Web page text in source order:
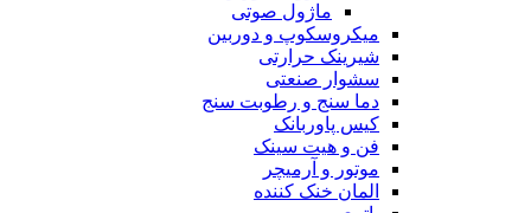
ماژول صوتی
میکروسکوپ و دوربین
شیرینک حرارتی
سشوار صنعتی
دما سنج و رطوبت سنج
کیس پاوربانک
فن و هیت سینک
موتور و آرمیچر
المان خنک کننده